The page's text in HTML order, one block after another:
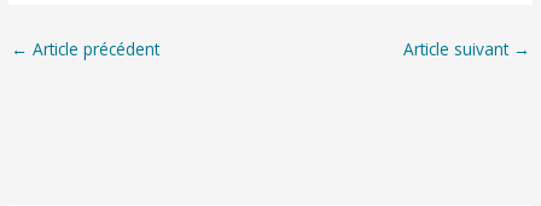
← Article précédent Article suivant →